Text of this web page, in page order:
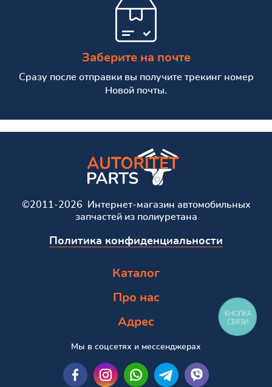
Заберите на почте
Сразу после отправки вы получите трекинг номер
Новой почты.
©2011-2026 Интернет-магазин автомобильных
запчастей из полиуретана
Политика конфиденциальности
Каталог
Про нас
Адрес
Мы в соцсетях и мессенджерах
КНОПКА
СВЯЗИ